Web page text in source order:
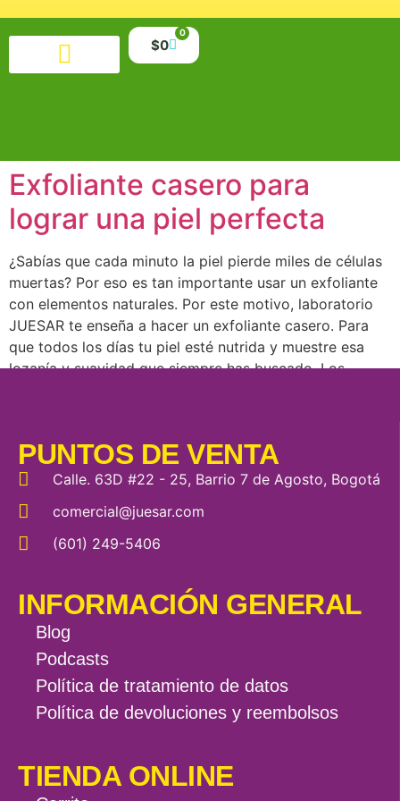
$0
0
Exfoliante casero para
lograr una piel perfecta
¿Sabías que cada minuto la piel pierde miles de células
muertas? Por eso es tan importante usar un exfoliante
con elementos naturales. Por este motivo, laboratorio
JUESAR te enseña a hacer un exfoliante casero. Para
que todos los días tu piel esté nutrida y muestre esa
lozanía y suavidad que siempre has buscado. Los
PUNTOS DE VENTA
Calle. 63D #22 - 25, Barrio 7 de Agosto, Bogotá
comercial@juesar.com
(601) 249-5406
INFORMACIÓN GENERAL
Blog
Podcasts
Política de tratamiento de datos
Política de devoluciones y reembolsos
TIENDA ONLINE